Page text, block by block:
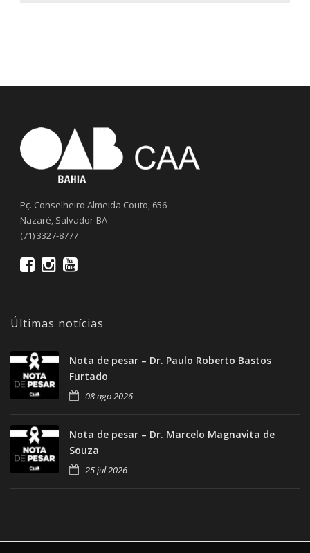
Pç. Conselheiro Almeida Couto, 656
Nazaré, Salvador-BA
(71) 3327-8777
Últimas notícias
Nota de pesar – Dr. Paulo Roberto Bastos
Furtado
08 ago 2026
Nota de pesar – Dr. Marcelo Magnavita de
Souza
25 jul 2026